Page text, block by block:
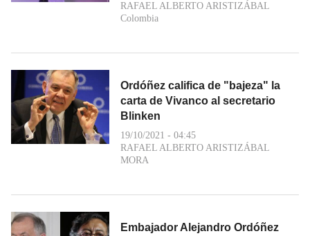
RAFAEL ALBERTO ARISTIZÁBAL
Colombia
Ordóñez califica de "bajeza" la
carta de Vivanco al secretario
Blinken
19/10/2021 - 04:45
RAFAEL ALBERTO ARISTIZÁBAL
MORA
Embajador Alejandro Ordóñez